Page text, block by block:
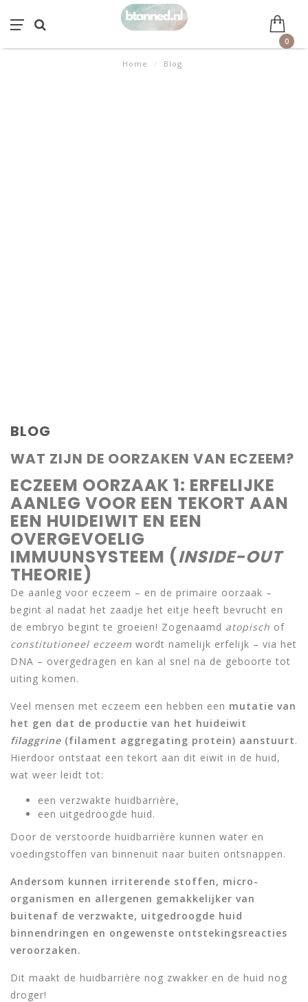
0
Home / Blog
BLOG
WAT ZIJN DE OORZAKEN VAN ECZEEM?
ECZEEM OORZAAK 1: ERFELIJKE
AANLEG VOOR EEN TEKORT AAN
EEN HUIDEIWIT EN EEN
OVERGEVOELIG
IMMUUNSYSTEEM (INSIDE-OUT
THEORIE)
De aanleg voor eczeem – en de primaire oorzaak –
begint al nadat het zaadje het eitje heeft bevrucht en
de embryo begint te groeien! Zogenaamd atopisch of
constitutioneel eczeem wordt namelijk erfelijk – via het
DNA – overgedragen en kan al snel na de geboorte tot
uiting komen.
Veel mensen met eczeem een hebben een mutatie van
het gen dat de productie van het huideiwit
filaggrine (filament aggregating protein) aanstuurt.
Hierdoor ontstaat een tekort aan dit eiwit in de huid,
wat weer leidt tot:
een verzwakte huidbarrière,
een uitgedroogde huid.
Door de verstoorde huidbarrière kunnen water en
voedingstoffen van binnenuit naar buiten ontsnappen.
Andersom kunnen irriterende stoffen, micro-
organismen en allergenen gemakkelijker van
buitenaf de verzwakte, uitgedroogde huid
binnendringen en ongewenste ontstekingsreacties
veroorzaken.
Dit maakt de huidbarrière nog zwakker en de huid nog
droger!